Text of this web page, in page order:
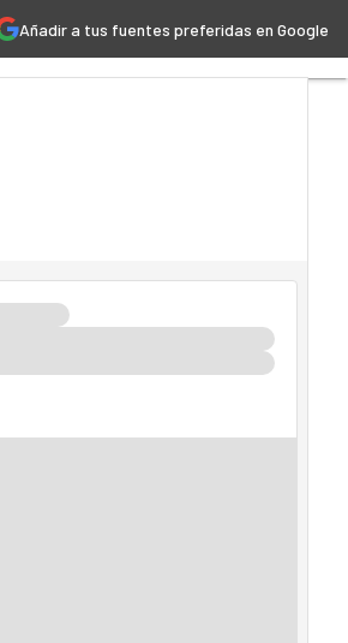
Añadir a tus fuentes preferidas en Google